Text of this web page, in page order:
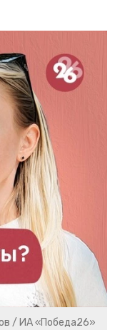
/ ИА «Победа26»